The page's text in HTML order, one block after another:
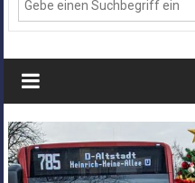
Deiner
Stadt
Monheim